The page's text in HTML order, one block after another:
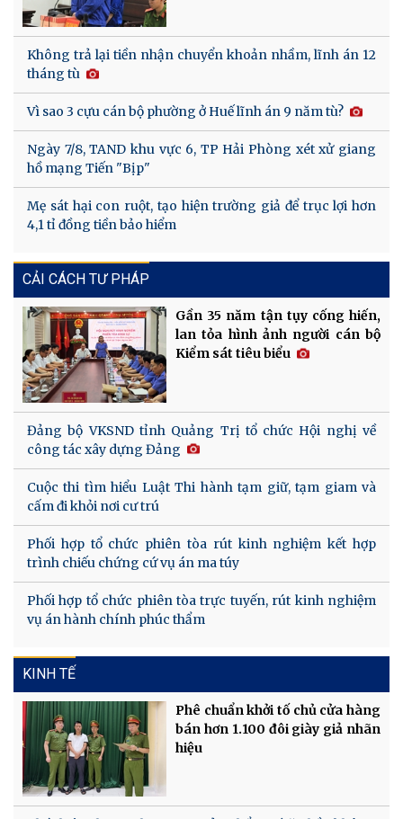
Không trả lại tiền nhận chuyển khoản nhầm, lĩnh án 12
tháng tù
Vì sao 3 cựu cán bộ phường ở Huế lĩnh án 9 năm tù?
Ngày 7/8, TAND khu vực 6, TP Hải Phòng xét xử giang
hồ mạng Tiến "Bịp"
Mẹ sát hại con ruột, tạo hiện trường giả để trục lợi hơn
4,1 tỉ đồng tiền bảo hiểm
CẢI CÁCH TƯ PHÁP
Gần 35 năm tận tụy cống hiến,
lan tỏa hình ảnh người cán bộ
Kiểm sát tiêu biểu
Đảng bộ VKSND tỉnh Quảng Trị tổ chức Hội nghị về
công tác xây dựng Đảng
Cuộc thi tìm hiểu Luật Thi hành tạm giữ, tạm giam và
cấm đi khỏi nơi cư trú
Phối hợp tổ chức phiên tòa rút kinh nghiệm kết hợp
trình chiếu chứng cứ vụ án ma túy
Phối hợp tổ chức phiên tòa trực tuyến, rút kinh nghiệm
vụ án hành chính phúc thẩm
KINH TẾ
Phê chuẩn khởi tố chủ cửa hàng
bán hơn 1.100 đôi giày giả nhãn
hiệu